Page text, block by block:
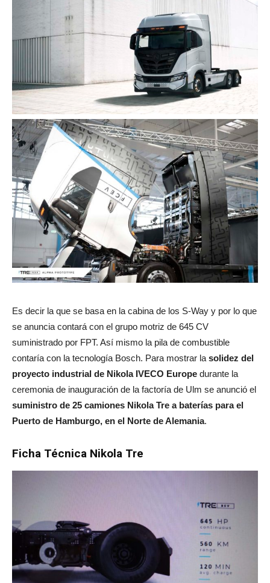
Es decir la que se basa en la cabina de los S-Way y por lo que
se anuncia contará con el grupo motriz de 645 CV
suministrado por FPT. Así mismo la pila de combustible
contaría con la tecnología Bosch. Para mostrar la solidez del
proyecto industrial de Nikola IVECO Europe durante la
ceremonia de inauguración de la factoría de Ulm se anunció el
suministro de 25 camiones Nikola Tre a baterías para el
Puerto de Hamburgo, en el Norte de Alemania.
Ficha Técnica Nikola Tre